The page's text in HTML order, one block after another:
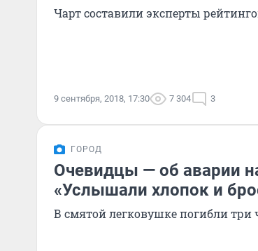
Чарт составили эксперты
9 сентября, 2018, 17:30 7 304 3
ГОРОД
Очевидцы — об аварии
«Услышали хлопок и
В смятой легковушке погибли три